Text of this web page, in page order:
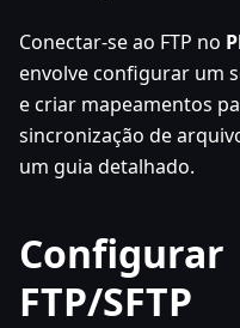
Conectar-se ao FTP no
envolve configurar um
e criar mapeamentos
sincronização de
um guia detalhado.
Configurar
FTP/SFTP